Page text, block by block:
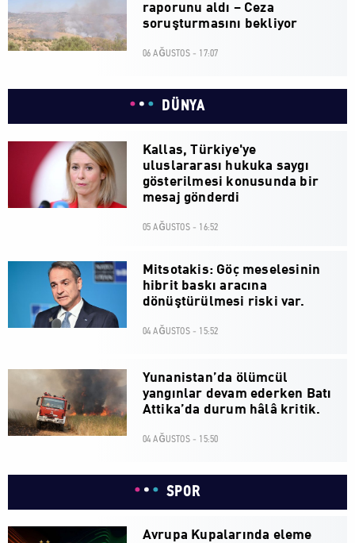
raporunu aldı – Ceza
soruşturmasını bekliyor
06 AĞUSTOS - 17:07
DÜNYA
Kallas, Türkiye'ye
uluslararası hukuka saygı
gösterilmesi konusunda bir
mesaj gönderdi
05 AĞUSTOS - 16:52
Mitsotakis: Göç meselesinin
hibrit baskı aracına
dönüştürülmesi riski var.
04 AĞUSTOS - 15:52
Yunanistan’da ölümcül
yangınlar devam ederken Batı
Attika’da durum hâlâ kritik.
04 AĞUSTOS - 15:50
SPOR
Avrupa Kupalarında eleme